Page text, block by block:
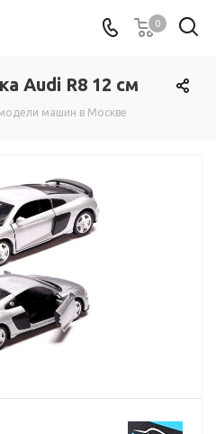
0
Audi R8 12 см
машин в Москве